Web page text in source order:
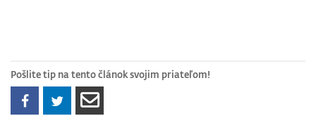
Pošlite tip na tento článok svojim priateľom!